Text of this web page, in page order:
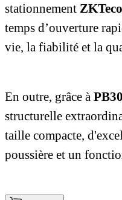
stationnement ZKTeco
temps d’ouverture
vie, la fiabilité et la
En outre, grâce à
structurelle
taille compacte,
poussière et un